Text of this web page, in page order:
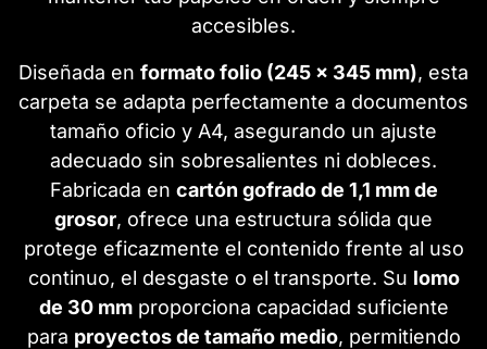
accesibles.
Diseñada en formato folio (245 x 345 mm), esta
carpeta se adapta perfectamente a documentos
tamaño oficio y A4, asegurando un ajuste
adecuado sin sobresalientes ni dobleces.
Fabricada en cartón gofrado de 1,1 mm de
grosor, ofrece una estructura sólida que
protege eficazmente el contenido frente al uso
continuo, el desgaste o el transporte. Su lomo
de 30 mmproporciona capacidad suficiente
para proyectos de tamaño medio, permitiendo